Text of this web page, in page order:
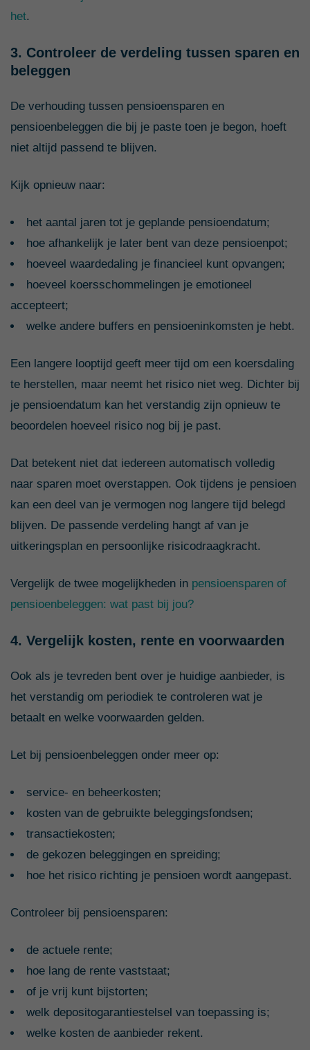
het.
3. Controleer de verdeling tussen sparen en
beleggen
De verhouding tussen pensioensparen en
pensioenbeleggen die bij je paste toen je begon, hoeft
niet altijd passend te blijven.
Kijk opnieuw naar:
het aantal jaren tot je geplande pensioendatum;
hoe afhankelijk je later bent van deze pensioenpot;
hoeveel waardedaling je financieel kunt opvangen;
hoeveel koersschommelingen je emotioneel
accepteert;
welke andere buffers en pensioeninkomsten je hebt.
Een langere looptijd geeft meer tijd om een koersdaling
te herstellen, maar neemt het risico niet weg. Dichter bij
je pensioendatum kan het verstandig zijn opnieuw te
beoordelen hoeveel risico nog bij je past.
Dat betekent niet dat iedereen automatisch volledig
naar sparen moet overstappen. Ook tijdens je pensioen
kan een deel van je vermogen nog langere tijd belegd
blijven. De passende verdeling hangt af van je
uitkeringsplan en persoonlijke risicodraagkracht.
Vergelijk de twee mogelijkheden in pensioensparen of
pensioenbeleggen: wat past bij jou?
4. Vergelijk kosten, rente en voorwaarden
Ook als je tevreden bent over je huidige aanbieder, is
het verstandig om periodiek te controleren wat je
betaalt en welke voorwaarden gelden.
Let bij pensioenbeleggen onder meer op:
service- en beheerkosten;
kosten van de gebruikte beleggingsfondsen;
transactiekosten;
de gekozen beleggingen en spreiding;
hoe het risico richting je pensioen wordt aangepast.
Controleer bij pensioensparen:
de actuele rente;
hoe lang de rente vaststaat;
of je vrij kunt bijstorten;
welk depositogarantiestelsel van toepassing is;
welke kosten de aanbieder rekent.